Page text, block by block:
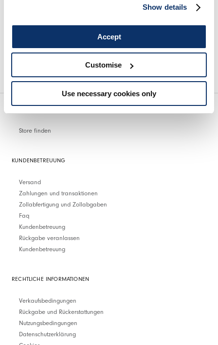
Show details
Accept
Customise
Use necessary cookies only
Wir empfehlen Ihnen, unsere Datenschutzrichtlinie vollständig zu lesen.
Store finden
KUNDENBETREUUNG
Versand
Zahlungen und transaktionen
Zollabfertigung und Zollabgaben
Faq
Kundenbetreuung
Rückgabe veranlassen
Kundenbetreuung
RECHTLICHE INFORMATIONEN
Verkaufsbedingungen
Rückgabe und Rückerstattungen
Nutzungsbedingungen
Datenschutzerklärung